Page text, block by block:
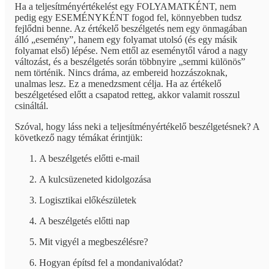
Ha a teljesítményértékelést egy FOLYAMATKÉNT, nem
pedig egy ESEMÉNYKÉNT fogod fel, könnyebben tudsz
fejlődni benne. Az értékelő beszélgetés nem egy önmagában
álló „esemény”, hanem egy folyamat utolsó (és egy másik
folyamat első) lépése. Nem ettől az eseménytől várod a nagy
változást, és a beszélgetés során többnyire „semmi különös”
nem történik. Nincs dráma, az embereid hozzászoknak,
unalmas lesz. Ez a menedzsment célja. Ha az értékelő
beszélgetésed előtt a csapatod retteg, akkor valamit rosszul
csináltál.
Szóval, hogy láss neki a teljesítményértékelő beszélgetésnek? A
következő nagy témákat érintjük:
A beszélgetés előtti e-mail
A kulcsüzeneted kidolgozása
Logisztikai előkészületek
A beszélgetés előtti nap
Mit vigyél a megbeszélésre?
Hogyan építsd fel a mondanivalódat?